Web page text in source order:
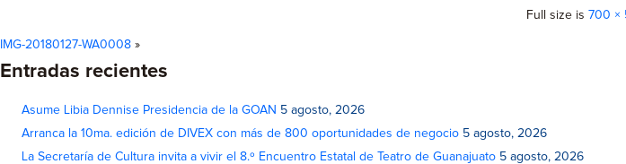
Full size is 700 ×
IMG-20180127-WA0008 »
Entradas recientes
Asume Libia Dennise Presidencia de la GOAN 5 agosto, 2026
Arranca la 10ma. edición de DIVEX con más de 800 oportunidades de negocio 5 agosto, 2026
La Secretaría de Cultura invita a vivir el 8.º Encuentro Estatal de Teatro de Guanajuato 5 agosto, 2026